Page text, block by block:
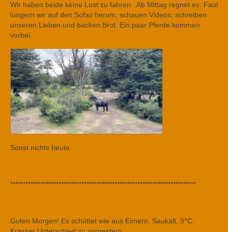
Wir haben beide keine Lust zu fahren. Ab Mittag regnet es. Faul
lungern wir auf den Sofas herum, schauen Videos, schreiben
unseren Lieben und backen Brot. Ein paar Pferde kommen
vorbei.
Sonst nichts heute.
*************************************************************************
Guten Morgen! Es schüttet wie aus Eimern. Saukalt, 9°C.